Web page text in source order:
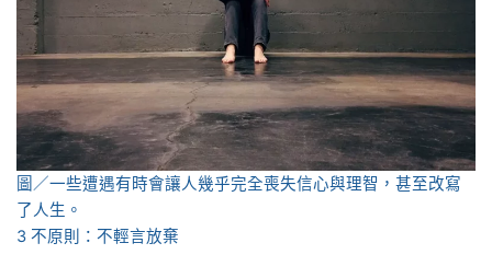
圖／一些遭遇有時會讓人幾乎完全喪失信心與理智，甚至改寫
了人生。
3 不原則：不輕言放棄